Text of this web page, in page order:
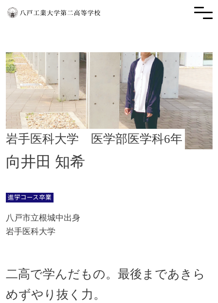
岩手医科大学 医学部医学科6年
向井田 知希
進学コース卒業
八戸市立根城中出身
岩手医科大学
二高で学んだもの。最後まであきら
めずやり抜く力。